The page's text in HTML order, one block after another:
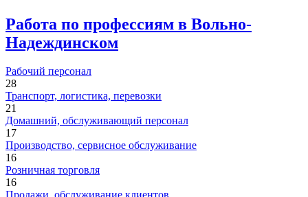
Работа по профессиям в Вольно-
Надеждинском
Рабочий персонал
28
Транспорт, логистика, перевозки
21
Домашний, обслуживающий персонал
17
Производство, сервисное обслуживание
16
Розничная торговля
16